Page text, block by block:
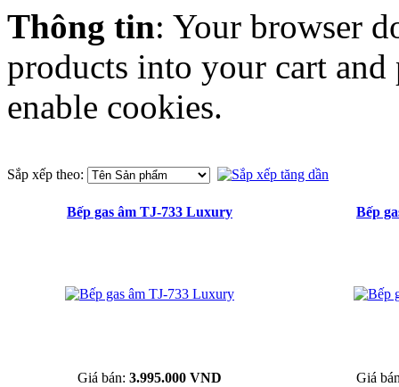
Thông tin: Your browser
products into your cart and
enable cookies.
Sắp xếp theo:
Bếp gas âm TJ-733 Luxury
Giá bán: 3.995.000 VND
Bếp
Giá